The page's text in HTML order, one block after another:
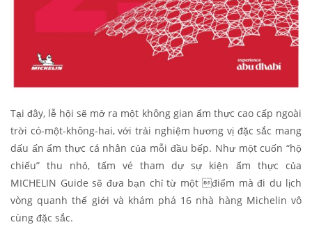
Tại đây, lễ hội sẽ mở ra một không gian ẩm thực cao cấp ngoài
trời có-một-không-hai, với trải nghiệm hương vị đặc sắc mang
dấu ấn ẩm thực cá nhân của mỗi đầu bếp. Như một cuốn “hộ
chiếu” thu nhỏ, tấm vé tham dự sự kiện ẩm thực của
MICHELIN Guide sẽ đưa bạn chỉ từ một điểm mà đi du lịch
vòng quanh thế giới và khám phá 16 nhà hàng Michelin vô
cùng đặc sắc.